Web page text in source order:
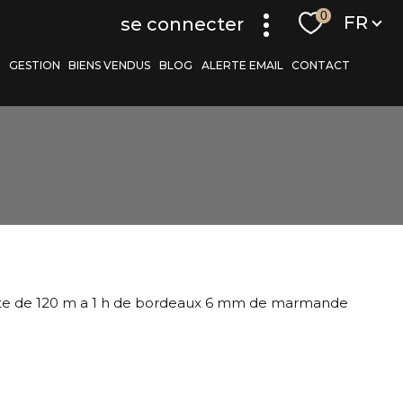
se connecter 0 Langue
FR
GESTION BIENS VENDUS BLOG ALERTE EMAIL CONTACT
de 120 m a 1 h de bordeaux 6 mm de marmande